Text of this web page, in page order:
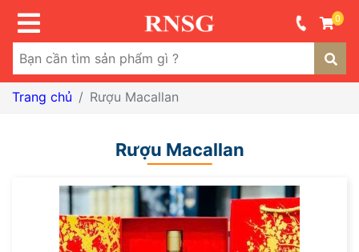
0
Trang chủ Rượu Macallan
Rượu Macallan